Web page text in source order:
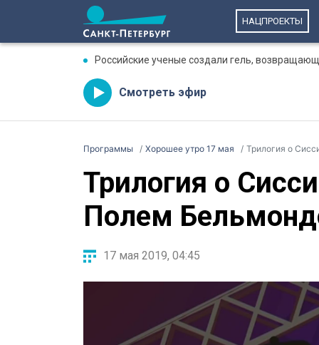
НАЦПРОЕКТЫ
Российские ученые создали гель,
Смотреть эфир
Программы Хорошее утро 17 мая Трилогия о
Трилогия о
Полем
17 мая 2019, 04:45